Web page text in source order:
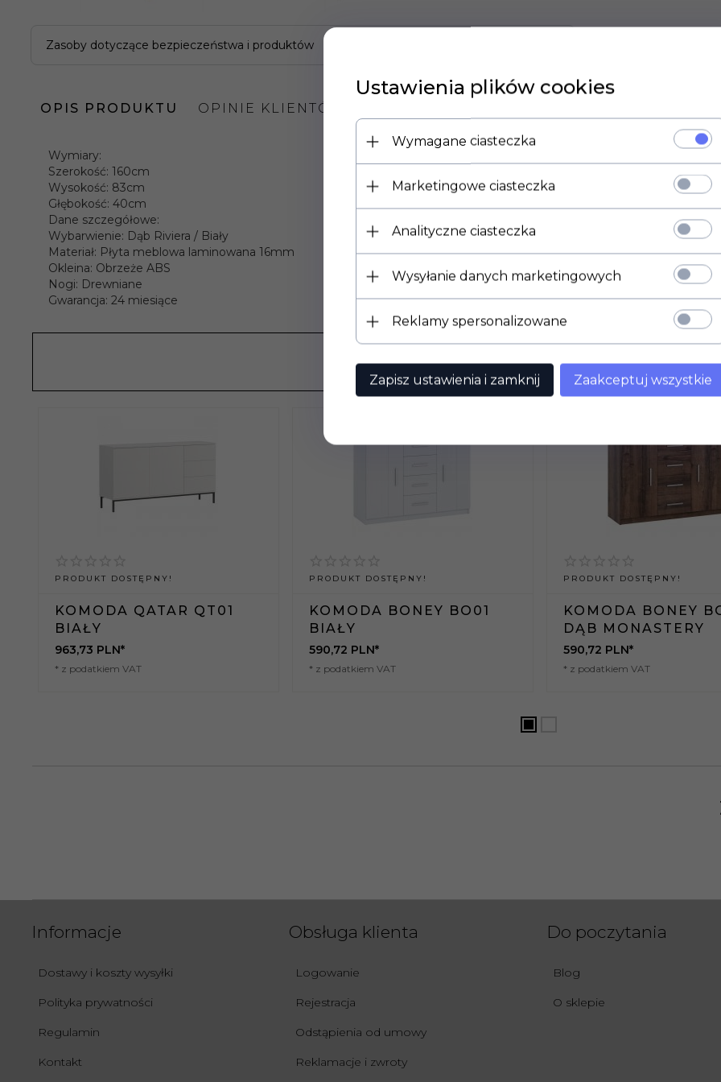
Zasoby dotyczące bezpieczeństwa i produktów
OPIS PRODUKTU OPINIE KLIENTÓW
Wymiary:
Szerokość: 160cm
Wysokość: 83cm
Głębokość: 40cm
Dane szczegółowe:
Wybarwienie: Dąb Riviera / Biały
Materiał: Płyta meblowa laminowana 16mm
Okleina: Obrzeże ABS
Nogi: Drewniane
Gwarancja: 24 miesiące
POLECAMY
PRODUKT DOSTĘPNY!
KOMODA QATAR QT01
BIAŁY
963,73 PLN*
* z podatkiem VAT
PRODUKT DOSTĘPNY!
KOMODA BONEY BO01
BIAŁY
590,72 PLN*
* z podatkiem VAT
PRODUKT DOSTĘPNY!
KOMODA BONEY
DĄB MONASTERY
590,72 PLN*
* z podatkiem VAT
Informacje
Dostawy i koszty wysyłki
Polityka prywatności
Regulamin
Kontakt
Obsługa klienta
Logowanie
Rejestracja
Odstąpienia od umowy
Reklamacje i zwroty
Do poczytania
Blog
O sklepie
Ustawienia plików cookies
Wymagane ciasteczka
Marketingowe ciasteczka
Analityczne ciasteczka
Wysyłanie danych marketingowych
Reklamy spersonalizowane
Zapisz ustawienia i zamknij Zaakceptuj wszystkie